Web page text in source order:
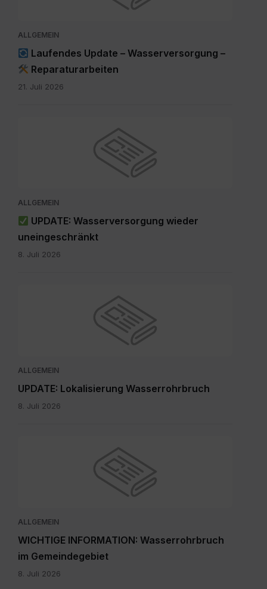
ALLGEMEIN
Laufendes Update – Wasserversorgung –
Reparaturarbeiten
21. Juli 2026
ALLGEMEIN
UPDATE: Wasserversorgung wieder
uneingeschränkt
8. Juli 2026
ALLGEMEIN
UPDATE: Lokalisierung Wasserrohrbruch
8. Juli 2026
ALLGEMEIN
WICHTIGE INFORMATION: Wasserrohrbruch
im Gemeindegebiet
8. Juli 2026